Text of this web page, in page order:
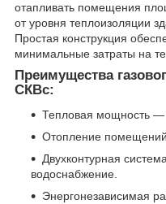
отапливать помещения
от уровня теплоизоляции
Простая конструкция
минимальные затраты на
Преимущества
СКВс:
Тепловая мощность —
Отопление
Двухконтурная
водоснабжение.
Энергонезависимая